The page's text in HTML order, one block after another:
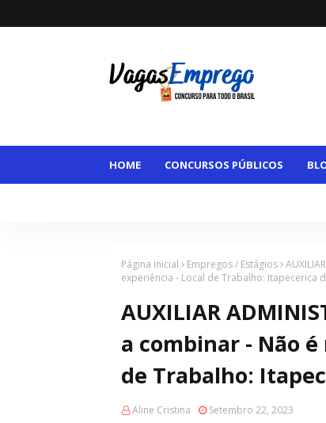
HOME CONCURSOS PÚBLICOS
Página inicial Empregos / Estágios
experiência - Local de Trabalho: Itapecerica
AUXILIAR
a combinar - Não
de Trabalho:
Aline Cristina Setembro 22, 2023